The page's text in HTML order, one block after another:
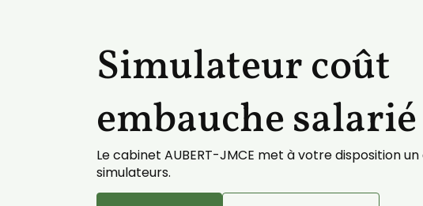
Simulateur coût
embauche salarié
Le cabinet AUBERT-JMCE met à votre disposition
simulateurs.